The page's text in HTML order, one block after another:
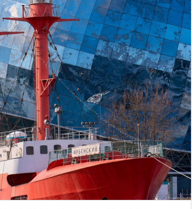
«Дона»,башню «Врангель»,бастион
редюиты, равелины и казармы.
Фридрих Карл фон унд цум Штайн – именно так
деятеля, в честь которого назван
свои двери для гостей и жителей
отмене крепостного права в Пруссии, о том, как
Александром I и много других
одного из знаменитого сохранившегося форта
, где также узнаете историю его
том, как форт был взят штурмом в апреле 1945